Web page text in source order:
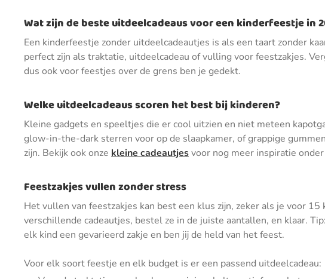
Wat zijn de beste uitdeelcadeaus voor een kinderfeestje in
Een kinderfeestje zonder uitdeelcadeautjes is als een taart zonder
perfect zijn als traktatie, uitdeelcadeau of vulling voor feestzakjes.
dus ook voor feestjes over de grens ben je gedekt.
Welke uitdeelcadeaus scoren het best bij kinderen?
Kleine gadgets en speeltjes die er cool uitzien en niet meteen
glow-in-the-dark sterren voor op de slaapkamer, of grappige
zijn. Bekijk ook onze kleine cadeautjesvoor nog meer inspiratie
Feestzakjes vullen zonder stress
Het vullen van feestzakjes kan best een klus zijn, zeker als je voor
verschillende cadeautjes, bestel ze in de juiste aantallen, en klaar.
elk kind een gevarieerd zakje en ben jij de held van het feest.
Voor elk soort feestje en elk budget is er een passend uitdeelcadeau: